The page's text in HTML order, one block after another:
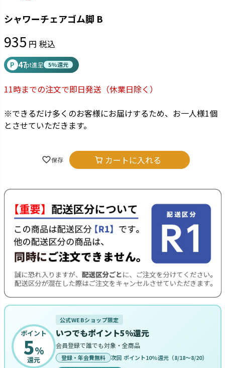
シャワーチェアゴム脚 B
935 税込
P 47pt進呈 5%還元
11時までの注文で即日発送 （休業日除く）
※できるだけ多くのお客様にお届けするため、お一人様1個
とさせていただきます。
カートに入れる
ポイント
5%
還元
公式WEBショップ限定
いつでもポイント5%還元
会員登録で誰でも対象・全商品
登録・年会費無料 次回 ポイント10%還元（8/18〜8/20）